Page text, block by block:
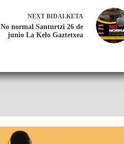
NEXTBIDALKETA
No normal Santurtzi 26 de
junio La Kelo Gaztetxea